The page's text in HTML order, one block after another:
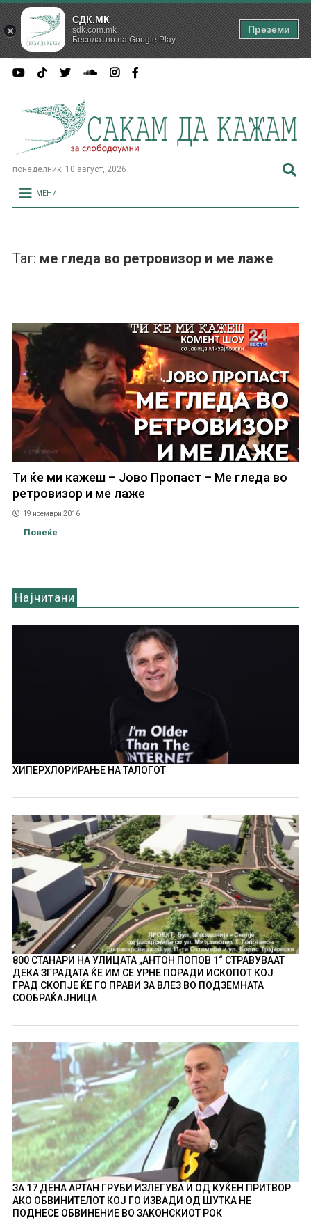
понеделник, 10 август, 2026
МЕНИ
Таг: ме гледа во ретровизор и ме лаже
Ти ќе ми кажеш – Јово Пропаст – Ме гледа во
ретровизор и ме лаже
19 ноември 2016
Повеќе
Најчитани
ХИПЕРХЛОРИРАЊЕ НА ТАЛОГОТ
800 СТАНАРИ НА УЛИЦАТА „АНТОН ПОПОВ 1“ СТРАВУВААТ
ДЕКА ЗГРАДАТА ЌЕ ИМ СЕ УРНЕ ПОРАДИ ИСКОПОТ КОЈ
ГРАД СКОПЈЕ ЌЕ ГО ПРАВИ ЗА ВЛЕЗ ВО ПОДЗЕМНАТА
СООБРАЌАЈНИЦА
ЗА 17 ДЕНА АРТАН ГРУБИ ИЗЛЕГУВА И ОД КУЌЕН ПРИТВОР
АКО ОБВИНИТЕЛОТ КОЈ ГО ИЗВАДИ ОД ШУТКА НЕ
ПОДНЕСЕ ОБВИНЕНИЕ ВО ЗАКОНСКИОТ РОК
СДК.МК
sdk.com.mk
Бесплатно на Google Play
Преземи